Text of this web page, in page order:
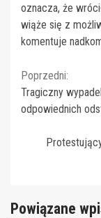
oznacza, że
wiąże się z
komentuje
Continue
Reading
Poprzedni:
Tragiczny
odpowiednich
Powiązane